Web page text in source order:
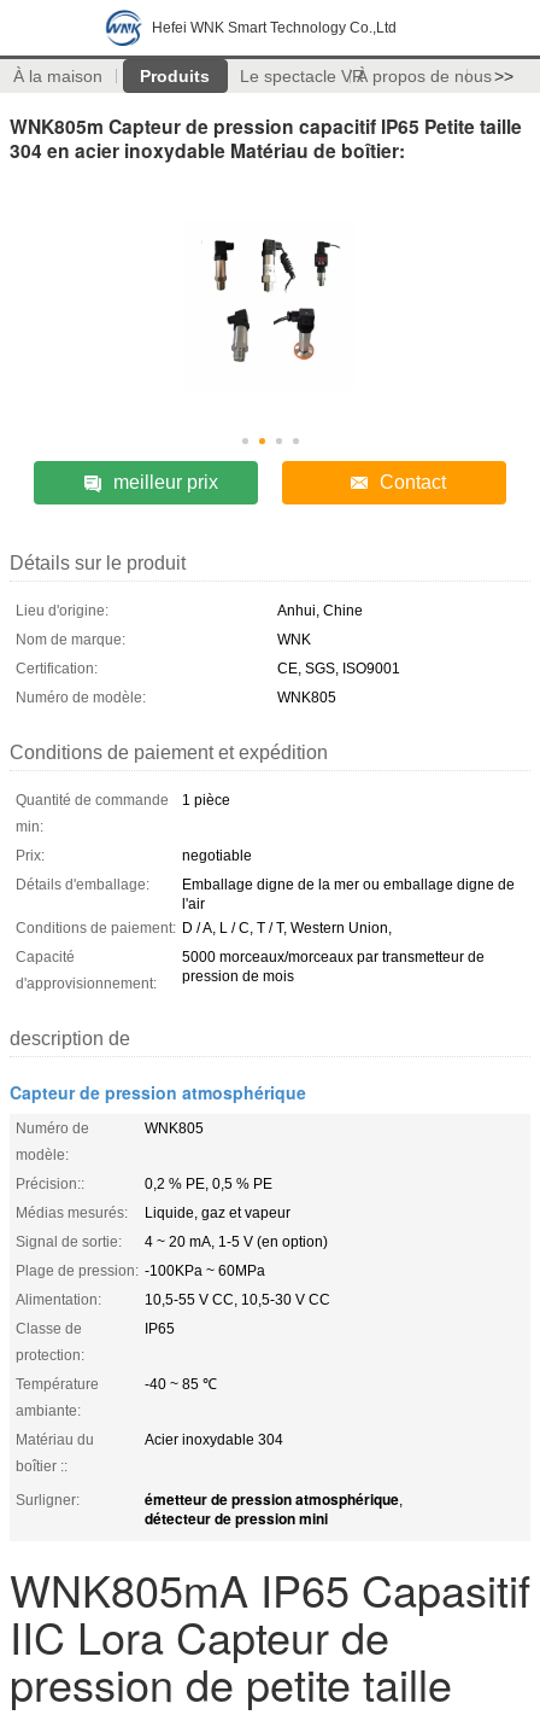
Hefei WNK Smart Technology Co.,Ltd
À la maison Produits Le spectacle VRÀ propos de nous>>
WNK805m Capteur de pression capacitif IP65 Petite taille
304 en acier inoxydable Matériau de boîtier:
meilleur prix Contact
Détails sur le produit
Lieu d'origine:
Anhui, Chine
Nom de marque:
WNK
Certification:
CE, SGS, ISO9001
Numéro de modèle:
WNK805
Conditions de paiement et expédition
Quantité de commande
min:
1 pièce
Prix:
negotiable
Détails d'emballage:
Emballage digne de la mer ou emballage digne de
l'air
Conditions de paiement: D / A, L / C, T / T, Western Union,
Capacité
d'approvisionnement:
5000 morceaux/morceaux par transmetteur de
pression de mois
description de
Capteur de pression atmosphérique
Numéro de
modèle:
WNK805
Précision::
0,2 % PE, 0,5 % PE
Médias mesurés:
Liquide, gaz et vapeur
Signal de sortie:
4 ~ 20 mA, 1-5 V (en option)
Plage de pression: -100KPa ~ 60MPa
Alimentation:
10,5-55 V CC, 10,5-30 V CC
Classe de
protection:
IP65
Température
ambiante:
-40 ~ 85 ℃
Matériau du
boîtier ::
Acier inoxydable 304
Surligner: émetteur de pression atmosphérique,
détecteur de pression mini
WNK805mA IP65 Capasitif
IIC Lora Capteur de
pression de petite taille